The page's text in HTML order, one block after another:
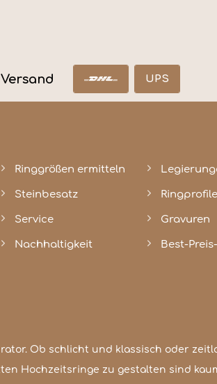
Versand UPS
Ringgrößen ermitteln
Steinbesatz Ringprofile
Service Gravuren
Nachhaltigkeit Best-